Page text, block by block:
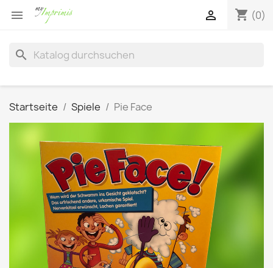
 shopping_cart (0)

search
Startseite Spiele Pie Face